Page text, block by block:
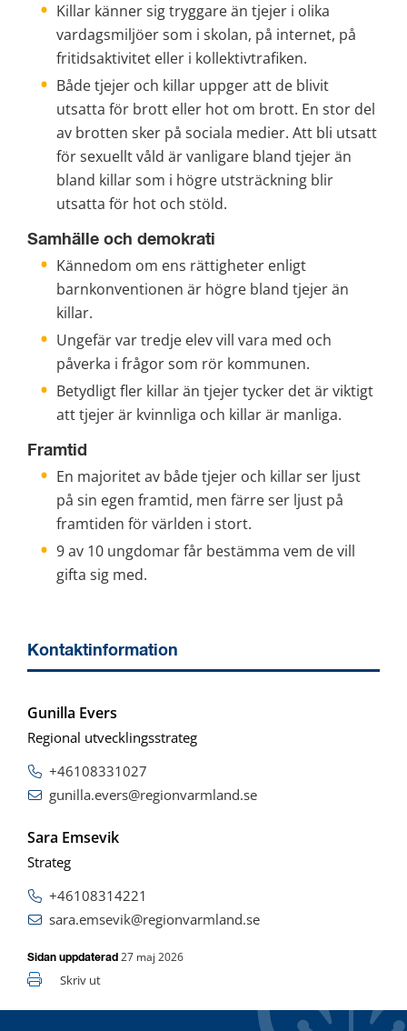
Killar känner sig tryggare än tjejer i olika
vardagsmiljöer som i skolan, på internet, på
fritidsaktivitet eller i kollektivtrafiken.
Både tjejer och killar uppger att de blivit
utsatta för brott eller hot om brott. En stor del
av brotten sker på sociala medier. Att bli utsatt
för sexuellt våld är vanligare bland tjejer än
bland killar som i högre utsträckning blir
utsatta för hot och stöld.
Samhälle och demokrati
Kännedom om ens rättigheter enligt
barnkonventionen är högre bland tjejer än
killar.
Ungefär var tredje elev vill vara med och
påverka i frågor som rör kommunen.
Betydligt fler killar än tjejer tycker det är viktigt
att tjejer är kvinnliga och killar är manliga.
Framtid
En majoritet av både tjejer och killar ser ljust
på sin egen framtid, men färre ser ljust på
framtiden för världen i stort.
9 av 10 ungdomar får bestämma vem de vill
gifta sig med.
Kontaktinformation
Gunilla Evers
Regional utvecklingsstrateg
+46108331027
gunilla.evers@regionvarmland.se
Sara Emsevik
Strateg
+46108314221
sara.emsevik@regionvarmland.se
Sidan uppdaterad 27 maj 2026
Skriv ut